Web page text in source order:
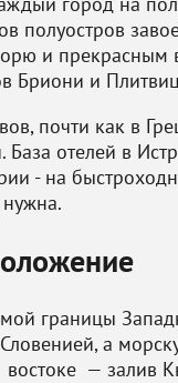
полуостров
и
Бриони и
почти как в
База отелей в
- на
границы
а
востоке — залив